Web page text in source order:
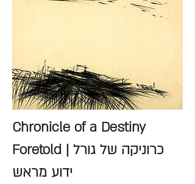
Chronicle of a Destiny
Foretold | כרוניקה של גורל
ידוע מראש